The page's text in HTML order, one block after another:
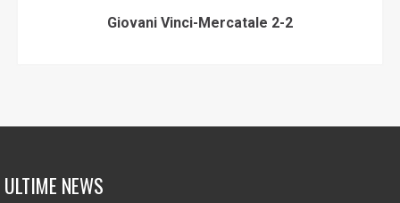
Giovani Vinci-Mercatale 2-2
ULTIME NEWS